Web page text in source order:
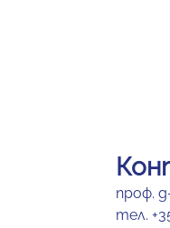
проф.
тел.